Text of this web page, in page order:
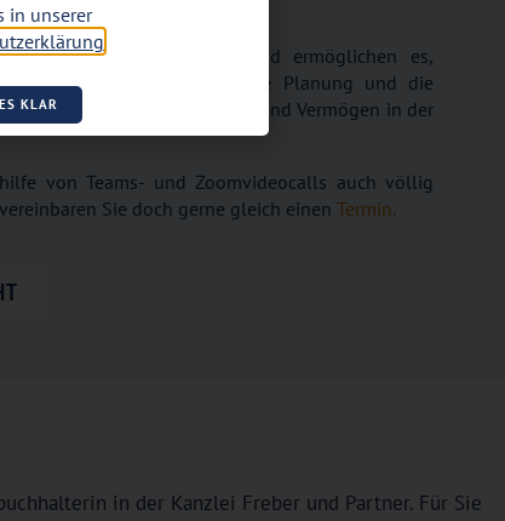
die Vermögensplanung und ermöglichen es,
Durch eine frühzeitige Planung und die
die Steuerlast zu minimieren und Vermögen in der
von Teams- und Zoomvideocalls auch völlig
Sie doch gerne gleich einen Termin.
in der Kanzlei Freber und Partner. Für Sie
in unserer
KLAR